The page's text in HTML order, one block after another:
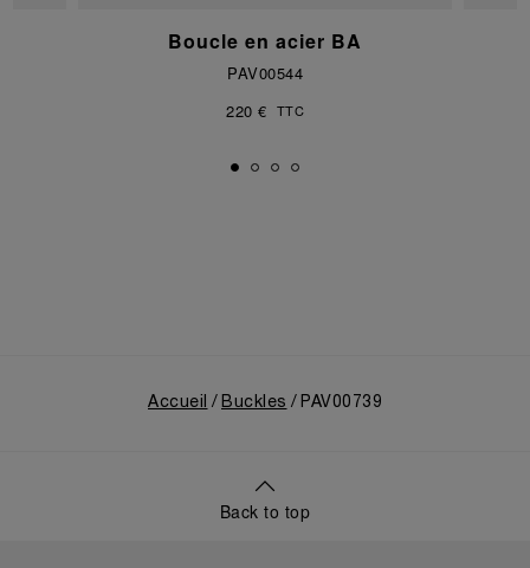
Boucle en acier BA
PAV00544
220 € TTC
Accueil Buckles PAV00739
Back to top